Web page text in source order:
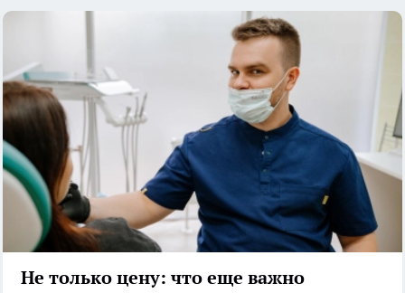
Не только цену: что еще важно